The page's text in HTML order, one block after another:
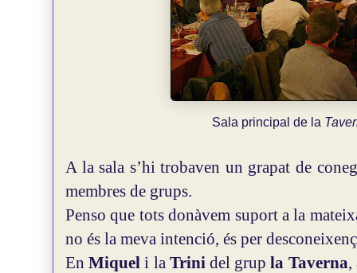
Sala principal de la
A la sala s’hi trobaven un grapat de
membres de grups.
Penso que tots donàvem suport a la
no és la meva intenció, és per
EnMiqueli la Trinidel grupla Taverna,